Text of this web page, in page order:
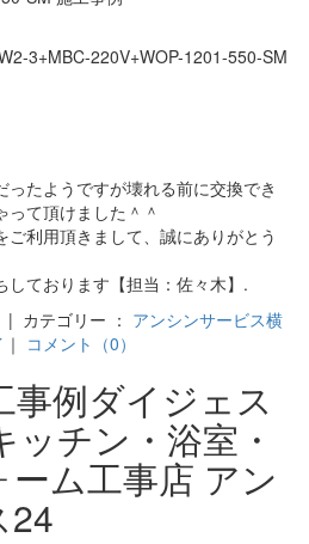
3+MBC-220V+WOP-1201-550-SM
たようですが壊れる前に交換でき
て頂けました＾＾
ご利用頂きまして、誠にありがとう
しております【担当：佐々木】.
カテゴリー ： アンシンサービス横
｜ コメント（0）
事例ダイジェス
ッチン・浴室・
ーム工事店 アン
24